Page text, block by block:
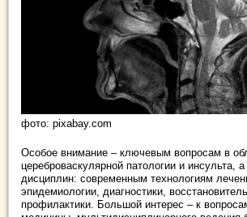
фото: pixabay.com
Особое внимание – ключевым вопросам в
цереброваскулярной патологии и инсульта,
дисциплин: современным технологиям
эпидемиологии, диагностики,
профилактики. Большой интерес – к